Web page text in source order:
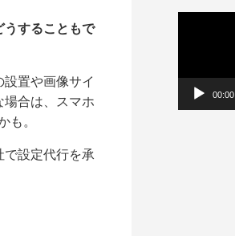
うすることもで
置や画像サイ
場合は、スマホ
も。
で設定代行を承
動
00:00